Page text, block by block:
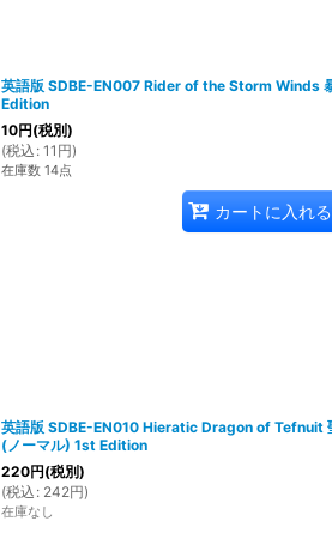
英語版 SDBE-EN007 Rider of the Storm Winds
Edition
10円(税別)
(税込 : 11 円)
在庫数 14点
カートに入れる
英語版 SDBE-EN010 Hieratic Dragon of Tefnuit
(ノーマル) 1st Edition
220円(税別)
(税込 : 242円)
在庫なし